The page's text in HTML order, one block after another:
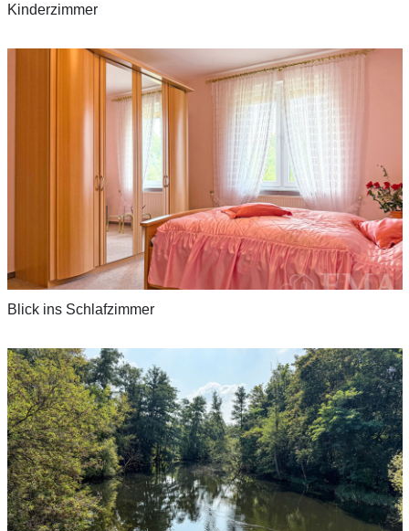
Kinderzimmer
Blick ins Schlafzimmer